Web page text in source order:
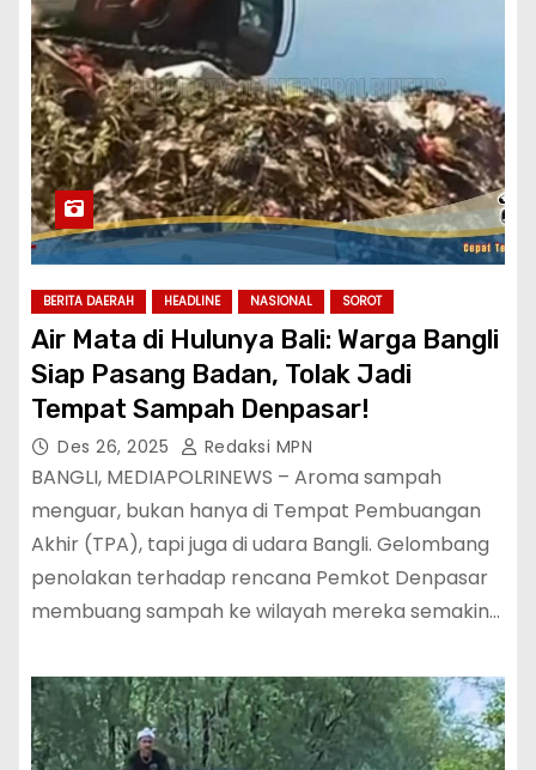
BERITA DAERAH HEADLINE NASIONAL SOROT
Air Mata di Hulunya Bali: Warga Bangli
Siap Pasang Badan, Tolak Jadi
Tempat Sampah Denpasar!
Des 26, 2025 Redaksi MPN
BANGLI, MEDIAPOLRINEWS – Aroma sampah
menguar, bukan hanya di Tempat Pembuangan
Akhir (TPA), tapi juga di udara Bangli. Gelombang
penolakan terhadap rencana Pemkot Denpasar
membuang sampah ke wilayah mereka semakin…